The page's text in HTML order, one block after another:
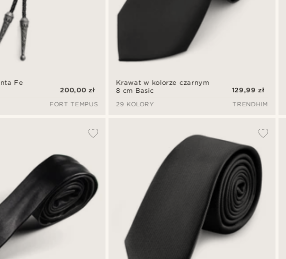
Fe
200,00 zł
FORT TEMPUS
Krawat w kolorze czarnym
8 cm Basic
129,99 zł
29 KOLORY
TRENDHIM